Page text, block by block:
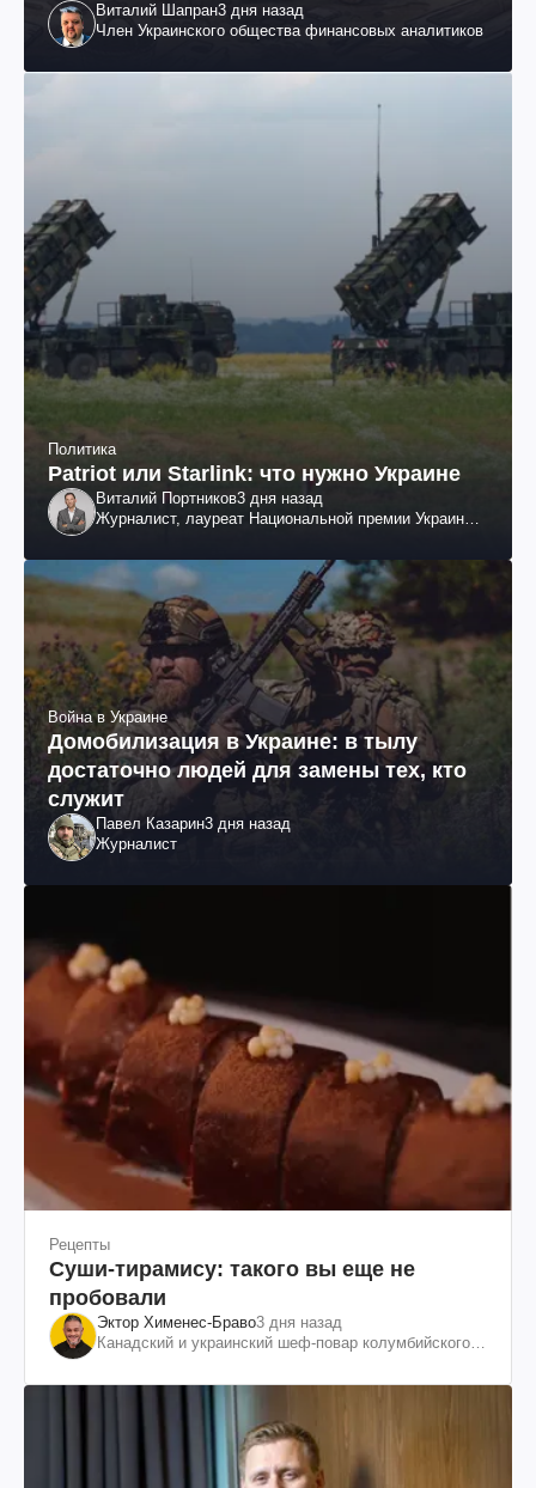
Виталий Шапран3 дня назад
Член Украинского общества финансовых аналитиков
Политика
Patriot или Starlink: что нужно Украине
Виталий Портников3 дня назад
Журналист, лауреат Национальной премии Украины
Война в Украине
Домобилизация в Украине: в тылу
достаточно людей для замены тех, кто
служит
Павел Казарин3 дня назад
Журналист
Рецепты
Суши-тирамису: такого вы еще не
пробовали
Эктор Хименес-Браво3 дня назад
Канадский и украинский шеф-повар колумбийского